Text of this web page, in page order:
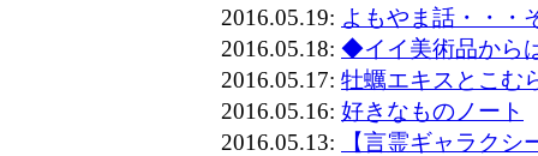
2016.05.19: よもやま話・・・
2016.05.18: ◆イイ美術品から
2016.05.17: 牡蠣エキスとこむ
2016.05.16: 好きなものノート
2016.05.13:
【言霊ギャラク